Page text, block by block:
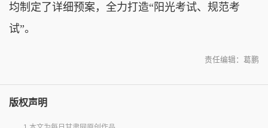
均制定了详细预案，全力打造“阳光考试、规范考
试”。
责任编辑：葛鹏
版权声明